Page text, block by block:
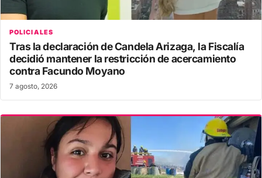
POLICIALES
Tras la declaración de Candela Arizaga, la Fiscalía
decidió mantener la restricción de acercamiento
contra Facundo Moyano
7 agosto, 2026